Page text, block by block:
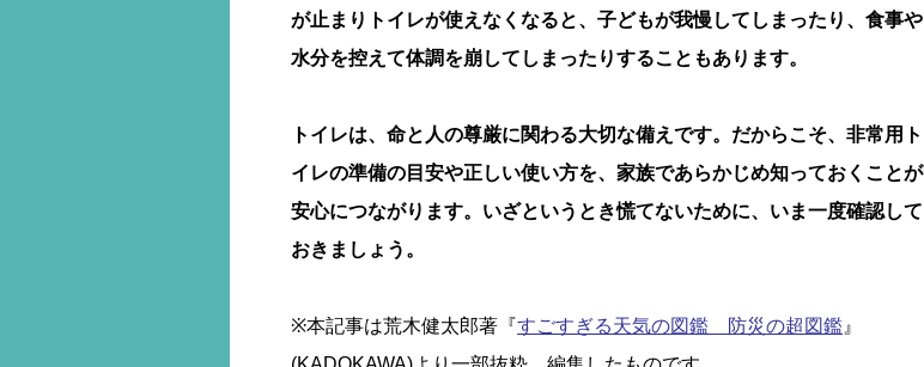
が止まりトイレが使えなくなると、子どもが我慢してしまったり、食事や
水分を控えて体調を崩してしまったりすることもあります。
トイレは、命と人の尊厳に関わる大切な備えです。だからこそ、非常用ト
イレの準備の目安や正しい使い方を、家族であらかじめ知っておくことが
安心につながります。いざというとき慌てないために、いま一度確認して
おきましょう。
※本記事は荒木健太郎著『すごすぎる天気の図鑑 防災の超図鑑 』